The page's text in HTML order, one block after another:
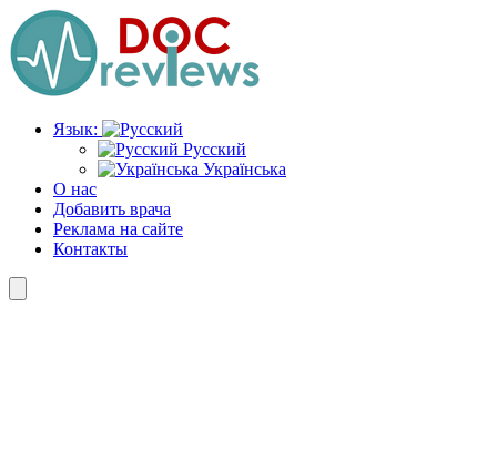
Перейти
к
содержимому
Язык:
Русский
Українська
О нас
Добавить врача
Реклама на сайте
Контакты